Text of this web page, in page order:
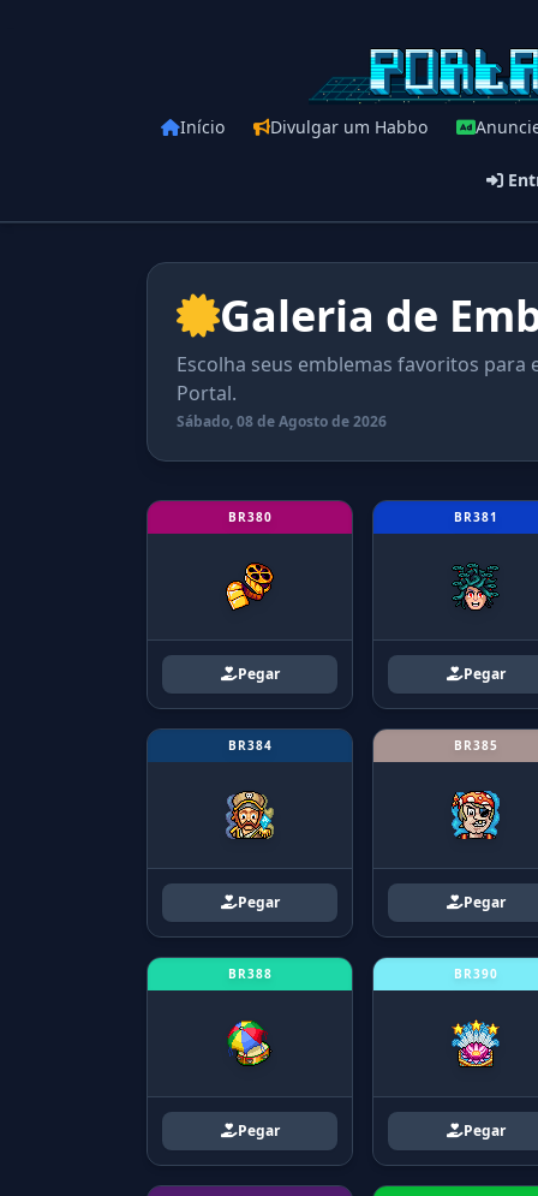
Início Divulgar um Habbo
Galeria de
Escolha seus emblemas favoritos para
Portal.
Sábado, 08 de Agosto de 2026
BR380
Pegar
BR381
Pegar
BR384
Pegar
BR385
Pegar
BR388
Pegar
BR390
Pegar